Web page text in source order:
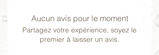
Glyceryl Stearate SE, Ethyl
Ximenynate, Arginine, Stearic Acid,
Dextran, Trifluoroacetyl Tripeptide-2,
Saponaria Officinalis Root Extract,
Aucun avis pour le moment
Partagez votre expérience, soyez le
premier à laisser un avis.